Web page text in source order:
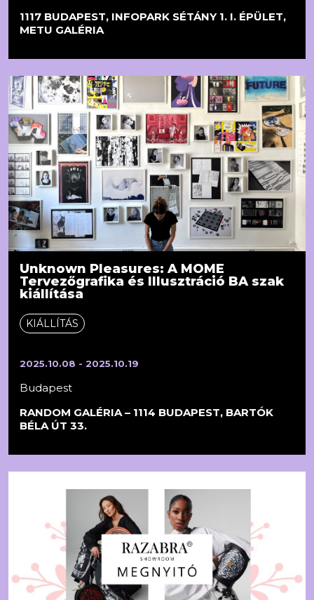
1117 BUDAPEST, INFOPARK SÉTÁNY 1. I. ÉPÜLET,
METU GALÉRIA
Unknown Pleasures: A MOME
Tervezőgrafika és Illusztráció BA szak
kiállítása
KIÁLLÍTÁS
2025.10.08 - 2025.10.19
Budapest
RANDOM GALÉRIA – 1114 BUDAPEST, BARTÓK
BÉLA ÚT 33.